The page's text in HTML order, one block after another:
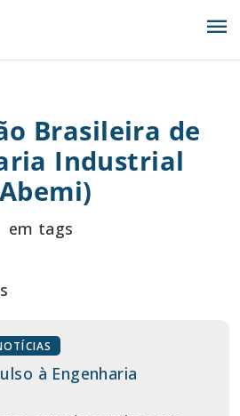
menu
Brasileira de
Industrial
em tags
à Engenharia